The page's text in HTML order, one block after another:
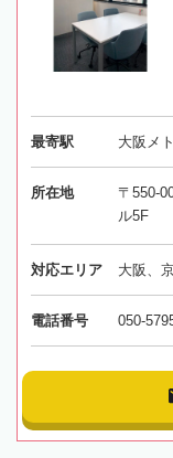
最寄駅 大阪メ
所在地
〒550-
ル5F
対応エリア 大阪、
電話番号 050-